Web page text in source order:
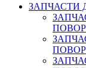
ЗАПЧАСТИ